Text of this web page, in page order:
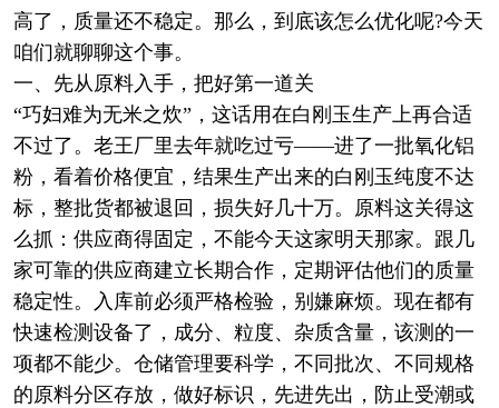
高了，质量还不稳定。那么，到底该怎么优化呢?今天
咱们就聊聊这个事。
一、先从原料入手，把好第一道关
“巧妇难为无米之炊”，这话用在白刚玉生产上再合适
不过了。老王厂里去年就吃过亏——进了一批氧化铝
粉，看着价格便宜，结果生产出来的白刚玉纯度不达
标，整批货都被退回，损失好几十万。原料这关得这
么抓：供应商得固定，不能今天这家明天那家。跟几
家可靠的供应商建立长期合作，定期评估他们的质量
稳定性。入库前必须严格检验，别嫌麻烦。现在都有
快速检测设备了，成分、粒度、杂质含量，该测的一
项都不能少。仓储管理要科学，不同批次、不同规格
的原料分区存放，做好标识，先进先出，防止受潮或